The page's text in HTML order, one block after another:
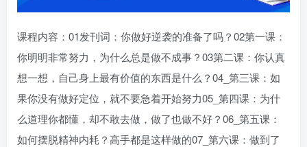
课程内容：01发刊词：你做好逆袭的准备了吗？02第一课：
你明明非常努力，为什么总是做不成事？03第二课：你认真
想一想，自己身上最有价值的东西是什么？04_第三课：如
果你没有做好定位，就不要急着开始努力05_第四课：为什
么道理你都懂，却不敢去做，做了也做不好？06_第五课：
如何摆脱精神内耗？高手都是这样做的07_第六课：做到了